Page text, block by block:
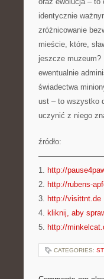
identycznie
zróżnicowanie
mieście, które,
jeszcze muzeum?
ewentualnie
świadectwa
ust – to wszystko
uczynić z niego
źródło:
1. http://
2. http://rubens-
3. http://visittnt.de
4. kliknij, aby
5. http://
CATEGORIES: